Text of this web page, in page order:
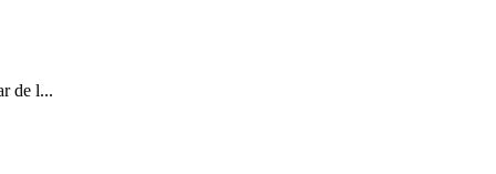
de l...